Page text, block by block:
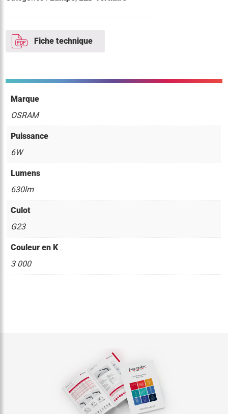
Fiche technique
Marque
OSRAM
Puissance
6W
Lumens
630lm
Culot
G23
Couleur en K
3 000